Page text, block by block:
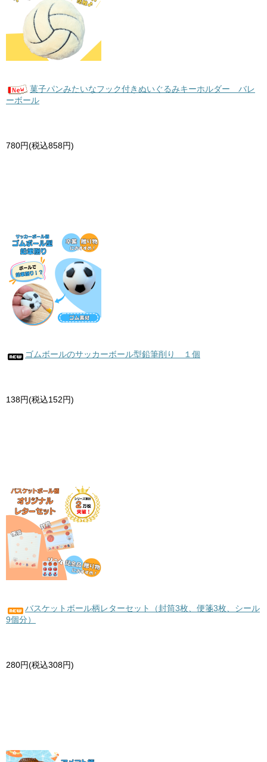
菓子パンみたいなフック付きぬいぐるみキーホルダー バレ
ーボール
780円(税込858円)
ゴムボールのサッカーボール型鉛筆削り １個
138円(税込152円)
バスケットボール柄レターセット（封筒3枚、便箋3枚、シール
9個分）
280円(税込308円)